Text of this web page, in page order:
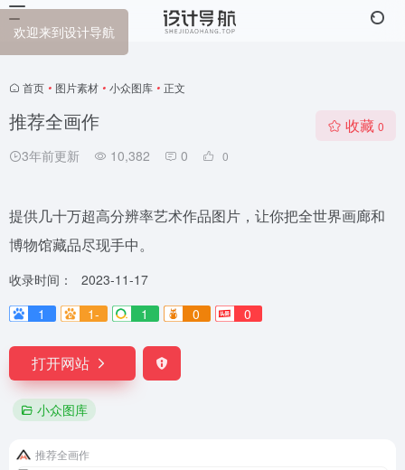
首页 • 图片素材 • 小众图库 • 正文
推荐全画作
3年前更新 10,382 0 0
收藏 0
提供几十万超高分辨率艺术作品图片，让你把全世界画廊和
博物馆藏品尽现手中。
收录时间：
2023-11-17
1
1- 1 0 0
打开网站
小众图库
推荐全画作
欢迎来到设计导航